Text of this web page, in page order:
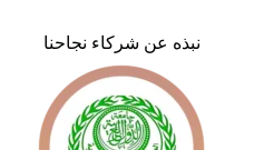
نبذه عن شركاء نجاحنا